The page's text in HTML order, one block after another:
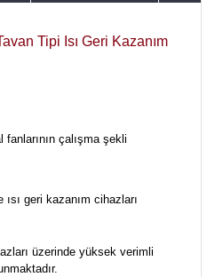
Tipi Isı Geri Kazanım
çalışma şekli
geri kazanım cihazları
üzerinde yüksek verimli